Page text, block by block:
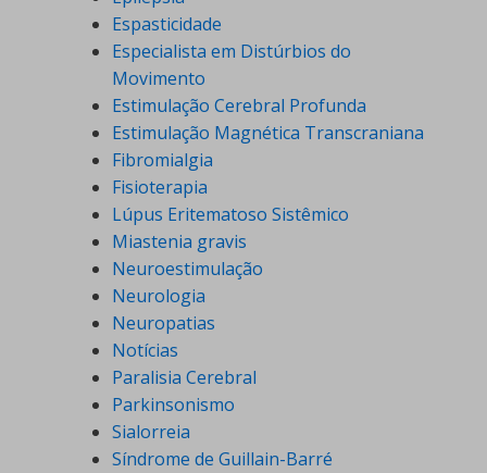
Espasticidade
Especialista em Distúrbios do
Movimento
Estimulação Cerebral Profunda
Estimulação Magnética Transcraniana
Fibromialgia
Fisioterapia
Lúpus Eritematoso Sistêmico
Miastenia gravis
Neuroestimulação
Neurologia
Neuropatias
Notícias
Paralisia Cerebral
Parkinsonismo
Sialorreia
Síndrome de Guillain-Barré